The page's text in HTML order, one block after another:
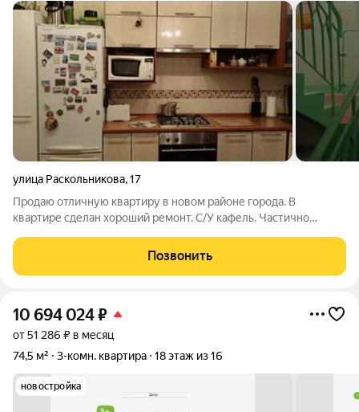
улица Раскольникова,17
Продаю отличную квартиру в новом районе города. В
квартире сделан хороший ремонт. С/У кафель. Частично
обременения. РЕАЛЬНОМУ ПОКУПАТЕЛЮ ХОРОШИЙ ТОРГ.
Арт. 118831227 Арт. 123842757
Позвонить
10 694 024₽
от 51 286 ₽ в месяц
74,5 м²
3-комн. квартира 18 этаж из 16
новостройка